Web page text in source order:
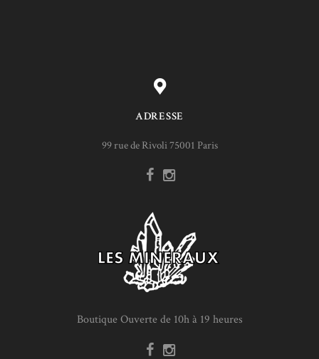
ADRESSE
99 rue de Rivoli 75001 Paris
Boutique Ouverte de 10h à 19 heures